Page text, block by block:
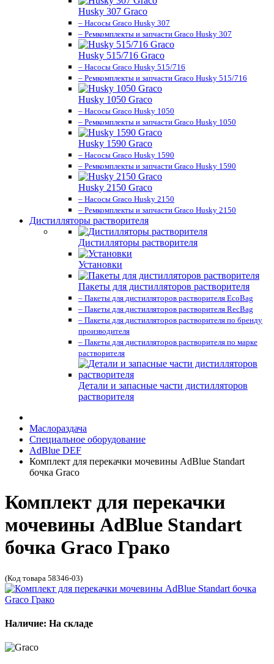
Husky 307 Graco
– Насосы Graco Husky 307
– Ремкомплекты и запчасти Graco Husky 307
Husky 515/716 Graco
– Насосы Graco Husky 515/716
– Ремкомплекты и запчасти Graco Husky 515/716
Husky 1050 Graco
– Насосы Graco Husky 1050
– Ремкомплекты и запчасти Graco Husky 1050
Husky 1590 Graco
– Насосы Graco Husky 1590
– Ремкомплекты и запчасти Graco Husky 1590
Husky 2150 Graco
– Насосы Graco Husky 2150
– Ремкомплекты и запчасти Graco Husky 2150
Дистилляторы растворителя
Дистилляторы растворителя
Установки
Пакеты для дистилляторов растворителя
– Пакеты для дистилляторов растворителя EcoBag
– Пакеты для дистилляторов растворителя RecBag
– Пакеты для дистилляторов растворителя по бренду
производителя
– Пакеты для дистилляторов растворителя по марке
растворителя
Детали и запасные части дистилляторов
растворителя
Маслораздача
Специальное оборудование
AdBlue DEF
Комплект для перекачки мочевины AdBlue Standart
бочка Graco
Комплект для перекачки
мочевины AdBlue Standart
бочка Graco Грако
(Код товара 58346-03)
Наличие: На складе